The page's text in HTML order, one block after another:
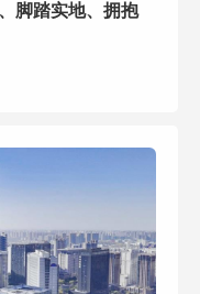
脚踏实地、拥抱